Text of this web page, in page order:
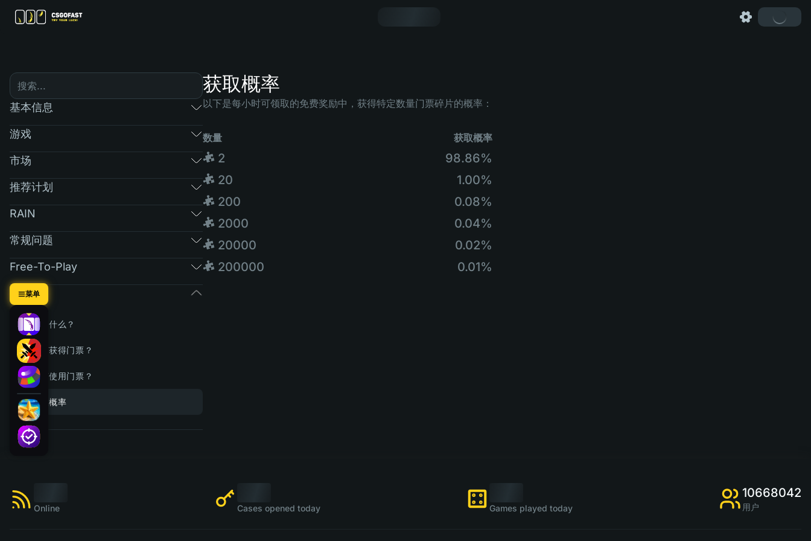
菜单
基本信息
游戏
市场
推荐计划
RAIN
常规问题
Free-To-Play
票券
这是什么？
如何获得门票？
如何使用门票？
获取概率
获取概率
以下是每小时可领取的免费奖励中，获得特定数量门票碎片的概率：
数量 获取概率
🧩 2
98.86%
🧩 20
1.00%
🧩 200
0.08%
🧩 2000
0.04%
🧩 20000
0.02%
🧩 200000
0.01%
Online Cases opened today Games played today
10668042
用户